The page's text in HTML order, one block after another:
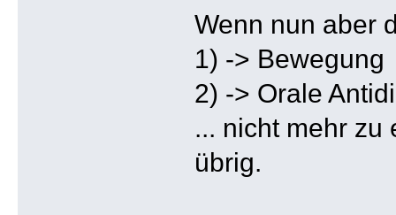
Wenn nun aber
1) -> Bewegung
2) -> Orale
... nicht mehr zu
übrig.